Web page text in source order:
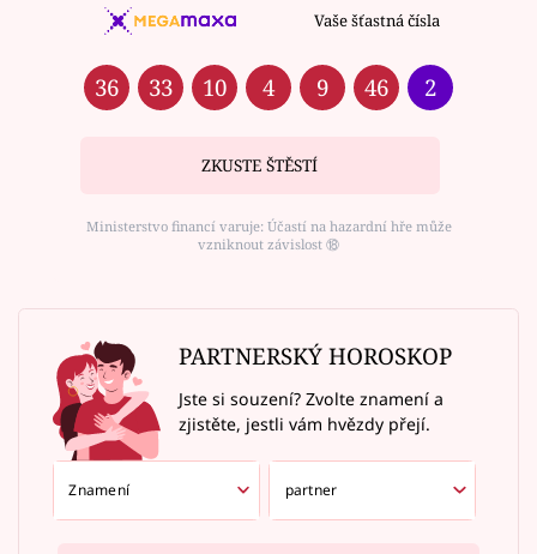
Vaše šťastná čísla
36 33 10 4 9 46 2
ZKUSTE ŠTĚSTÍ
Ministerstvo financí varuje: Účastí na hazardní hře může
vzniknout závislost ⑱
PARTNERSKÝ HOROSKOP
Jste si souzení? Zvolte znamení a
zjistěte, jestli vám hvězdy přejí.